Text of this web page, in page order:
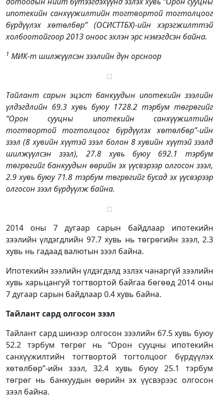
ипотекийн санхүүжилтийн тогтвортой тогтолцоог
бүрдүүлэх хөтөлбөр” (ОСИСТТБХ)-ийн хэрэгжилттэй
холбоотойгоор 2013 оноос эхлэн эрс нэмэгдсэн байна.
1 МИК-т шилжүүлсэн зээлийн дүн орсноор
Тайлант сарын эцэст банкуудын ипотекийн зээлийн
үлдэгдлийн 69.3 хувь буюу 1728.2 тэрбум төгрөгийг
“Орон сууцны ипотекийн санхүүжилтийн
тогтвортой тогтолцоог бүрдүүлэх хөтөлбөр”-ийн
зээл (8 хувийн хүүтэй зээл болон 8 хувийн хүүтэй зээлд
шилжүүлсэн зээл), 27.8 хувь буюу 692.1 тэрбум
төгрөгийг банкуудын өөрийн эх үүсвэрээр олгосон зээл,
2.9 хувь буюу 71.8 тэрбум төгрөгийг бусад эх үүсвэрээр
олгосон зээл бүрдүүлж байна.
2014 оны 7 дугаар сарын байдлаар ипотекийн
зээлийн үлдэгдлийн 97.7 хувь нь төгрөгийн зээл, 2.3
хувь нь гадаад валютын зээл байна.
Ипотекийн зээлийн үлдэгдэлд эзлэх чанаргүй зээлийн
хувь харьцангуй тогтвортой байгаа бөгөөд 2014 оны
7 дугаар сарын байдлаар 0.4 хувь байна.
Тайлант сард олгосон зээл
Тайлант сард шинээр олгосон зээлийн 67.5 хувь буюу
52.2 тэрбум төгрөг нь “Орон сууцны ипотекийн
санхүүжилтийн тогтвортой тогтолцоог бүрдүүлэх
хөтөлбөр”-ийн зээл, 32.4 хувь буюу 25.1 тэрбум
төгрөг нь банкуудын өөрийн эх үүсвэрээс олгосон
зээл байна.